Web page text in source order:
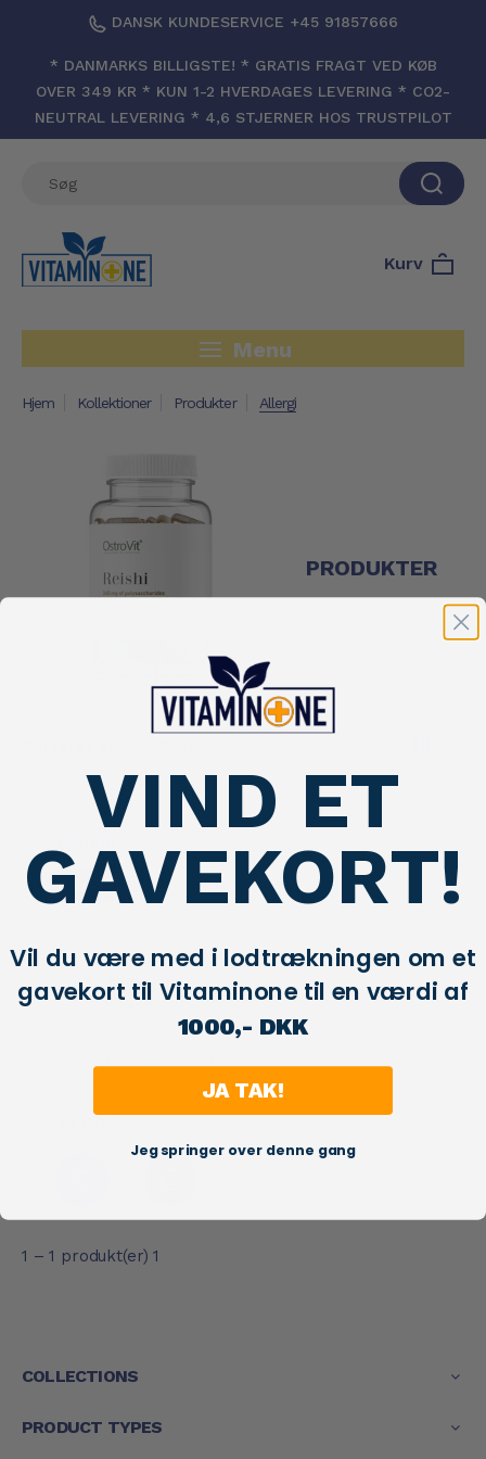
DANSK KUNDESERVICE +45 91857666
* DANMARKS BILLIGSTE! * GRATIS FRAGT VED KØB
OVER 349 KR * KUN 1-2 HVERDAGES LEVERING * CO2-
NEUTRAL LEVERING * 4,6 STJERNER HOS TRUSTPILOT
Kurv
Menu
Hjem Kollektioner Produkter Allergi
PRODUKTER
tilbud!
Reishi. Veganske, 60
1 – 1 produkt(er) 1
COLLECTIONS
PRODUCT TYPES
VIND ET
GAVEKORT!
Vil du være med i lodtrækningen om et
gavekort til Vitaminone til en værdi af
1000,- DKK
JA TAK!
Jeg springer over denne gang